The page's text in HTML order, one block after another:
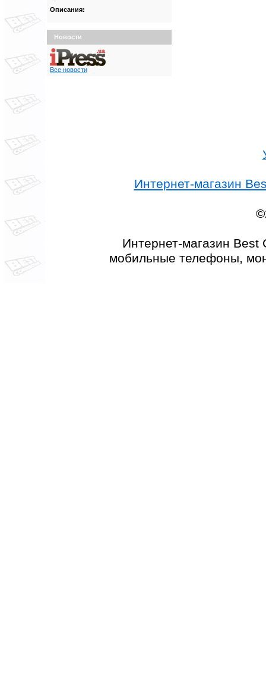
Описания:
Новости
Все новости
Интернет-магазин
Интернет-магазин Best
мобильные телефоны,